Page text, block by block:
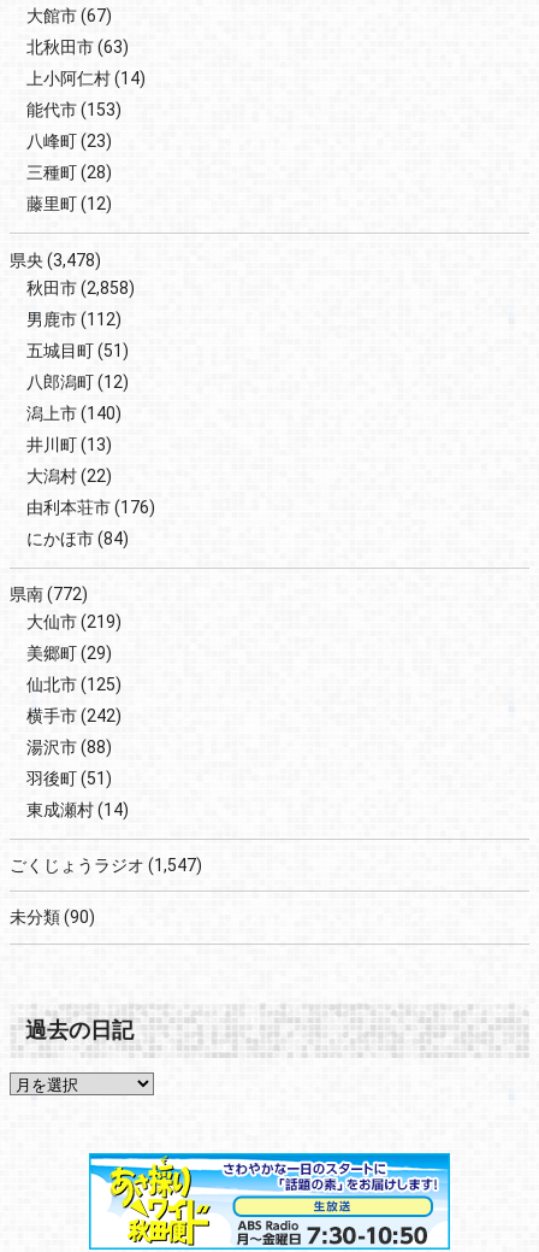
大館市(67)
北秋田市(63)
上小阿仁村(14)
能代市(153)
八峰町(23)
三種町(28)
藤里町(12)
県央 (3,478)
秋田市(2,858)
男鹿市(112)
五城目町(51)
八郎潟町(12)
潟上市(140)
井川町(13)
大潟村(22)
由利本荘市(176)
にかほ市(84)
県南(772)
大仙市(219)
美郷町(29)
仙北市(125)
横手市(242)
湯沢市(88)
羽後町(51)
東成瀬村(14)
ごくじょうラジオ (1,547)
未分類(90)
過去の日記